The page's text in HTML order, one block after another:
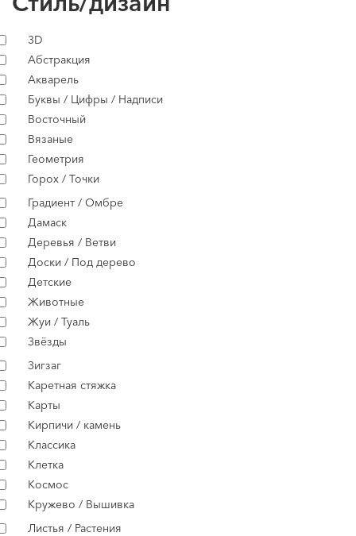
3D
Абстракция
Акварель
Буквы / Цифры / Надписи
Восточный
Вязаные
Геометрия
Горох / Точки
Градиент / Омбре
Дамаск
Деревья / Ветви
Доски / Под дерево
Детские
Животные
Жуи / Туаль
Звёзды
Зигзаг
Каретная стяжка
Карты
Кирпичи / камень
Классика
Клетка
Космос
Кружево / Вышивка
Листья / Растения